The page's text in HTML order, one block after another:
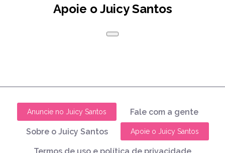
Apoie o Juicy Santos
Anuncie no Juicy Santos Fale com a gente
Sobre o Juicy Santos Apoie o Juicy Santos